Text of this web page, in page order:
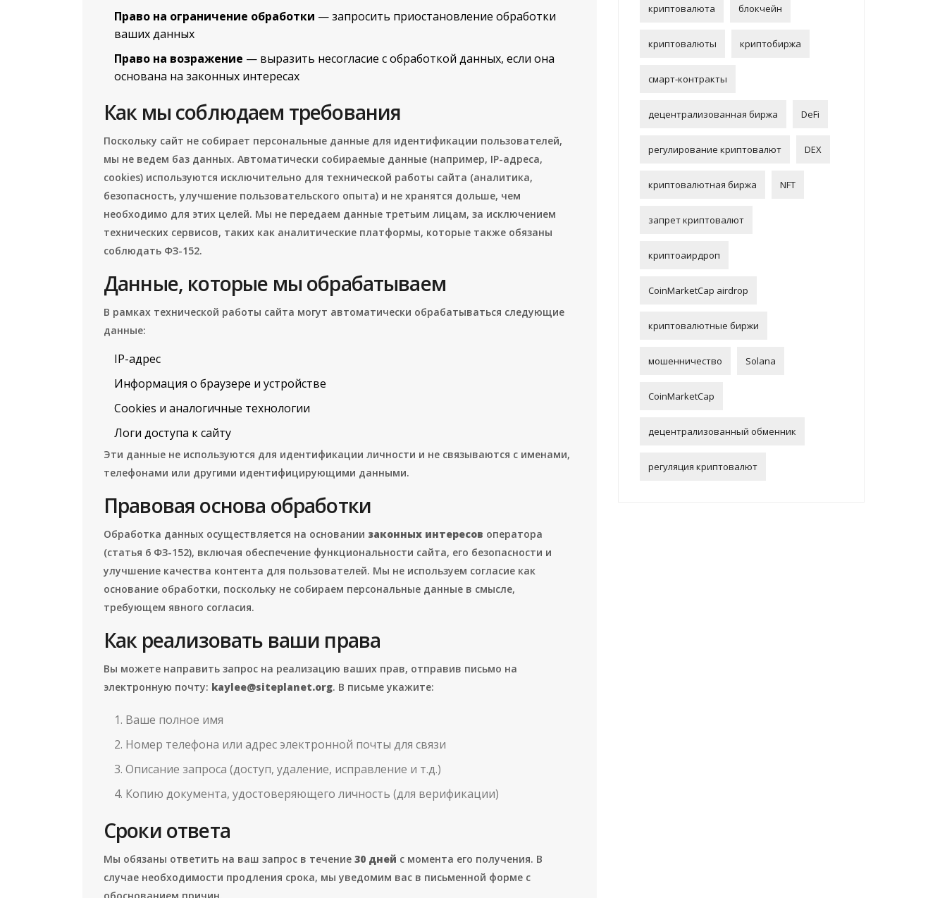
Право на ограничение обработки — запросить приостановление обработки
ваших данных
Право на возражение — выразить несогласие с обработкой данных, если она
основана на законных интересах
Как мы соблюдаем требования
Поскольку сайт не собирает персональные данные для идентификации пользователей,
мы не ведем баз данных. Автоматически собираемые данные (например, IP-адреса,
cookies) используются исключительно для технической работы сайта (аналитика,
безопасность, улучшение пользовательского опыта) и не хранятся дольше, чем
необходимо для этих целей. Мы не передаем данные третьим лицам, за исключением
технических сервисов, таких как аналитические платформы, которые также обязаны
соблюдать ФЗ-152.
Данные, которые мы обрабатываем
В рамках технической работы сайта могут автоматически обрабатываться следующие
данные:
IP-адрес
Информация о браузере и устройстве
Cookies и аналогичные технологии
Логи доступа к сайту
Эти данные не используются для идентификации личности и не связываются с именами,
телефонами или другими идентифицирующими данными.
Правовая основа обработки
Обработка данных осуществляется на основании законных интересов оператора
(статья 6 ФЗ-152), включая обеспечение функциональности сайта, его безопасности и
улучшение качества контента для пользователей. Мы не используем согласие как
основание обработки, поскольку не собираем персональные данные в смысле,
требующем явного согласия.
Как реализовать ваши права
Вы можете направить запрос на реализацию ваших прав, отправив письмо на
электронную почту: kaylee@siteplanet.org. В письме укажите:
Ваше полное имя
Номер телефона или адрес электронной почты для связи
Описание запроса (доступ, удаление, исправление и т.д.)
Копию документа, удостоверяющего личность (для верификации)
Сроки ответа
Мы обязаны ответить на ваш запрос в течение30 дней с момента его получения. В
случае необходимости продления срока, мы уведомим вас в письменной форме с
криптовалюта блокчейн
криптовалюты криптобиржа
смарт-контракты
децентрализованная биржа DeFi
регулирование криптовалют DEX
криптовалютная биржа NFT
запрет криптовалют
криптоаирдроп
CoinMarketCap airdrop
криптовалютные биржи
мошенничество Solana
CoinMarketCap
децентрализованный обменник
регуляция криптовалют